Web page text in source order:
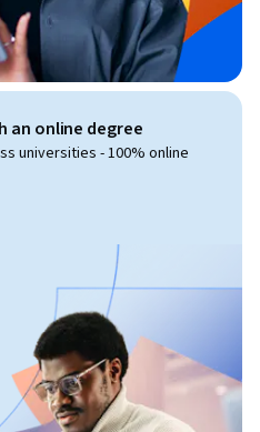
an online degree
universities - 100% online